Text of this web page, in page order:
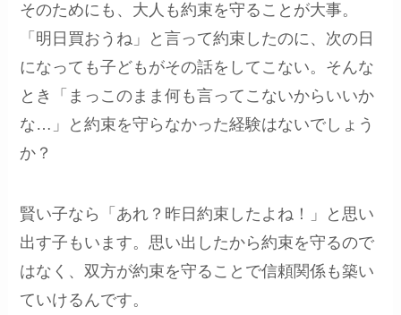
そのためにも、大人も約束を守ることが大事。
「明日買おうね」と言って約束したのに、次の日
になっても子どもがその話をしてこない。そんな
とき「まっこのまま何も言ってこないからいいか
な…」と約束を守らなかった経験はないでしょう
か？
賢い子なら「あれ？昨日約束したよね！」と思い
出す子もいます。思い出したから約束を守るので
はなく、双方が約束を守ることで信頼関係も築い
ていけるんです。